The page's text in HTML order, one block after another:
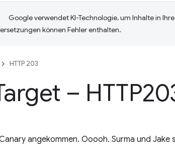
Google verwendet KI-Technologie, um Inhalte in
können Fehler enthalten.
HTTP 203
–
angekommen. Ooooh. Surma und